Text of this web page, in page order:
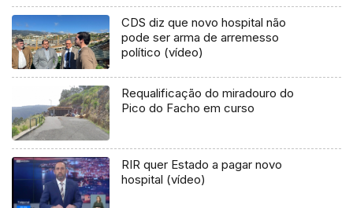
CDS diz que novo hospital não
pode ser arma de arremesso
político (vídeo)
Requalificação do miradouro do
Pico do Facho em curso
RIR quer Estado a pagar novo
hospital (vídeo)